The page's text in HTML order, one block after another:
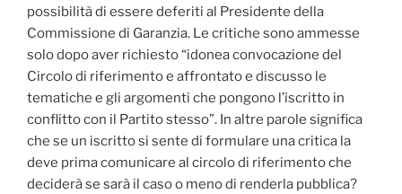
possibilità di essere deferiti al Presidente della
Commissione di Garanzia. Le critiche sono ammesse
solo dopo aver richiesto “idonea convocazione del
Circolo di riferimento e affrontato e discusso le
tematiche e gli argomenti che pongono l’iscritto in
conflitto con il Partito stesso”. In altre parole significa
che se un iscritto si sente di formulare una critica la
deve prima comunicare al circolo di riferimento che
deciderà se sarà il caso o meno di renderla pubblica?